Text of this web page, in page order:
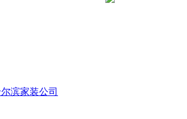
滨家装公司